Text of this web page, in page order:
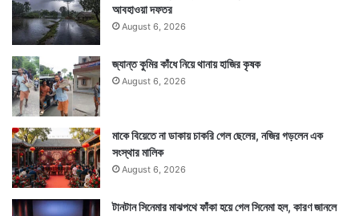
আবহাওয়া দফতর
August 6, 2026
জ্যান্ত কুমির কাঁধে নিয়ে থানায় হাজির কৃষক
August 6, 2026
মাকে বিয়েতে না ডাকায় চাকরি গেল ছেলের, নজির গড়লেন এক
সংস্থার মালিক
August 6, 2026
টানটান সিনেমার মাঝপথে ফাঁকা হয়ে গেল সিনেমা হল, কারণ জানলে